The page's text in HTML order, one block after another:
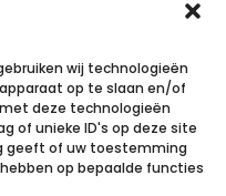
wij technologieën
op te slaan en/of
deze technologieën
of unieke ID's op deze site
geeft of uw toestemming
op bepaalde functies